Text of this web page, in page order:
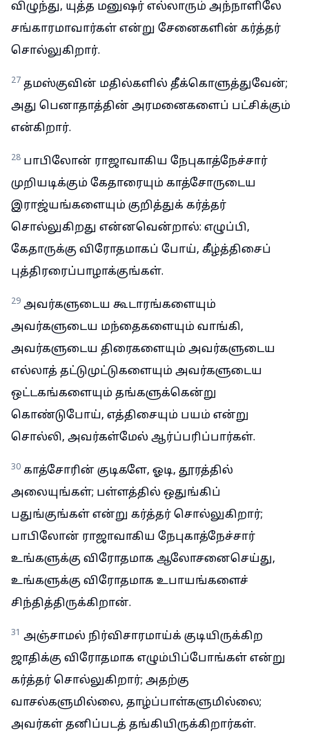
விழுந்து, யுத்த மனுஷர் எல்லாரும் அந்நாளிலே
சங்காரமாவார்கள் என்று சேனைகளின் கர்த்தர்
சொல்லுகிறார்.
27 தமஸ்குவின் மதில்களில் தீக்கொளுத்துவேன்;
அது பெனாதாத்தின் அரமனைகளைப் பட்சிக்கும்
என்கிறார்.
28 பாபிலோன் ராஜாவாகிய நேபுகாத்நேச்சார்
முறியடிக்கும் கேதாரையும் காத்சோருடைய
இராஜ்யங்களையும் குறித்துக் கர்த்தர்
சொல்லுகிறது என்னவென்றால்: எழுப்பி,
கேதாருக்கு விரோதமாகப் போய், கீழ்த்திசைப்
புத்திரரைப்பாழாக்குங்கள்.
29 அவர்களுடைய கூடாரங்களையும்
அவர்களுடைய மந்தைகளையும் வாங்கி,
அவர்களுடைய திரைகளையும் அவர்களுடைய
எல்லாத் தட்டுமுட்டுகளையும் அவர்களுடைய
ஒட்டகங்களையும் தங்களுக்கென்று
கொண்டுபோய், எத்திசையும் பயம் என்று
சொல்லி, அவர்கள்மேல் ஆர்ப்பரிப்பார்கள்.
30 காத்சோரின் குடிகளே, ஓடி, தூரத்தில்
அலையுங்கள்; பள்ளத்தில் ஒதுங்கிப்
பதுங்குங்கள் என்று கர்த்தர் சொல்லுகிறார்;
பாபிலோன் ராஜாவாகிய நேபுகாத்நேச்சார்
உங்களுக்கு விரோதமாக ஆலோசனைசெய்து,
உங்களுக்கு விரோதமாக உபாயங்களைச்
சிந்தித்திருக்கிறான்.
31 அஞ்சாமல் நிர்விசாரமாய்க் குடியிருக்கிற
ஜாதிக்கு விரோதமாக எழும்பிப்போங்கள் என்று
கர்த்தர் சொல்லுகிறார்; அதற்கு
வாசல்களுமில்லை, தாழ்ப்பாள்களுமில்லை;
அவர்கள் தனிப்படத் தங்கியிருக்கிறார்கள்.